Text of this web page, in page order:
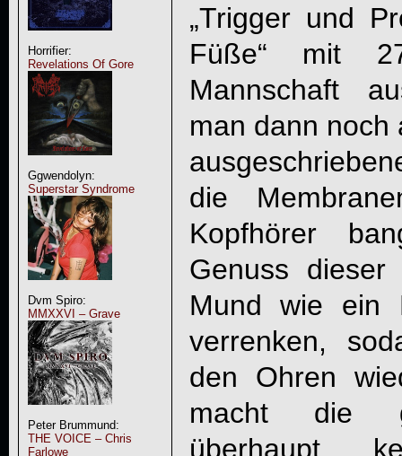
Horrifier:
Revelations Of Gore
Ggwendolyn:
Superstar Syndrome
Dvm Spiro:
MMXXVI – Grave
Peter Brummund:
THE VOICE – Chris
Farlowe
„Trigger und
Füße“ mit
Mannschaft
man dann noch
die
Kopfhörer
Genuss
Mund wie ein
verrenken,
den Ohren
macht die
überhaupt